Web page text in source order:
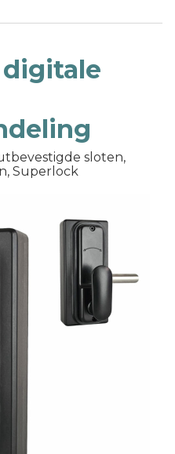
sloten,
Superlock